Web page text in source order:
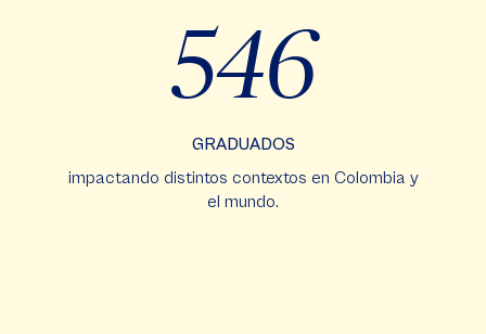
546
GRADUADOS
impactando distintos contextos en Colombia y
el mundo.